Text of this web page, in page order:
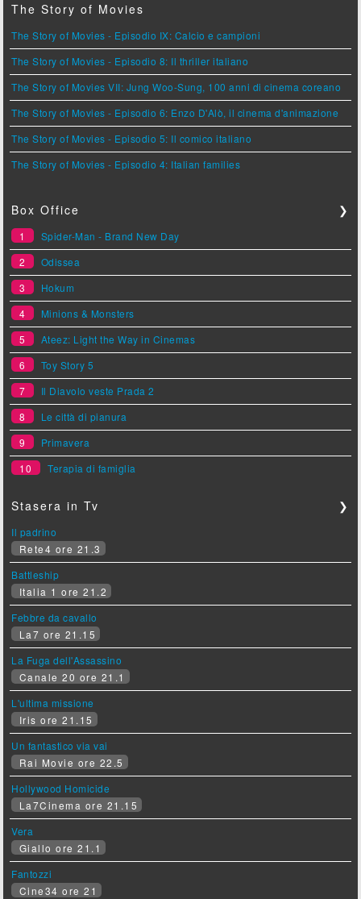
The Story of Movies
The Story of Movies - Episodio IX: Calcio e campioni
The Story of Movies - Episodio 8: Il thriller italiano
The Story of Movies VII: Jung Woo-Sung, 100 anni di cinema coreano
The Story of Movies - Episodio 6: Enzo D'Alò, il cinema d'animazione
The Story of Movies - Episodio 5: Il comico italiano
The Story of Movies - Episodio 4: Italian families
Box Office ❯
1
Spider-Man - Brand New Day
2
Odissea
3
Hokum
4
Minions & Monsters
5
Ateez: Light the Way in Cinemas
6
Toy Story 5
7
Il Diavolo veste Prada 2
8
Le città di pianura
9
Primavera
10
Terapia di famiglia
Stasera in Tv ❯
Il padrino
Rete4 ore 21.3
Battleship
Italia 1 ore 21.2
Febbre da cavallo
La7 ore 21.15
La Fuga dell'Assassino
Canale 20 ore 21.1
L'ultima missione
Iris ore 21.15
Un fantastico via vai
Rai Movie ore 22.5
Hollywood Homicide
La7Cinema ore 21.15
Vera
Giallo ore 21.1
Fantozzi
Cine34 ore 21